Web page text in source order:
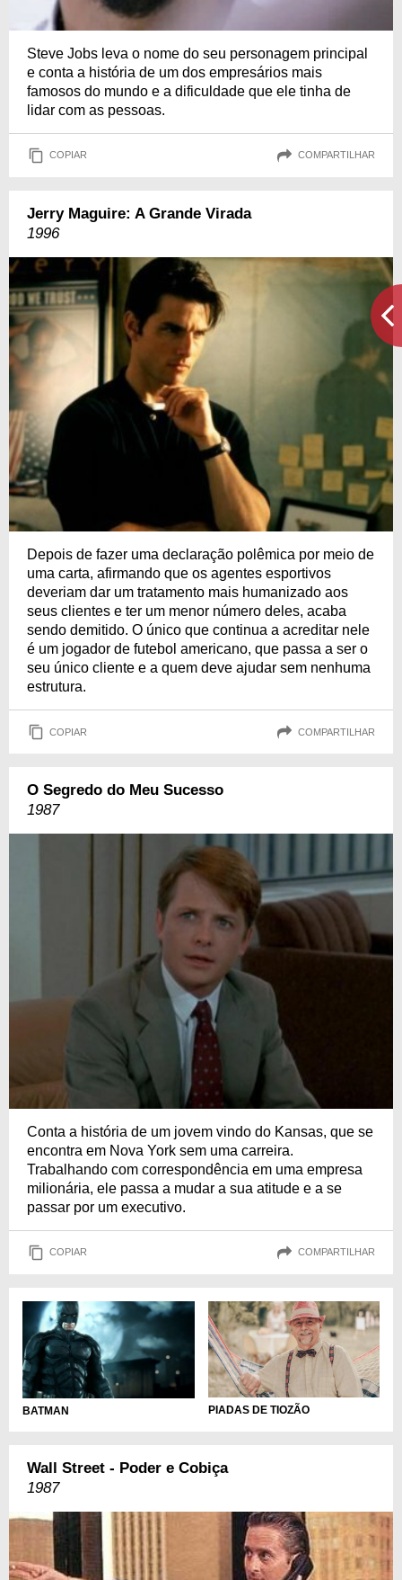
Steve Jobs leva o nome do seu personagem principal
e conta a história de um dos empresários mais
famosos do mundo e a dificuldade que ele tinha de
lidar com as pessoas.
COPIAR COMPARTILHAR
Jerry Maguire: A Grande Virada
1996
Depois de fazer uma declaração polêmica por meio de
uma carta, afirmando que os agentes esportivos
deveriam dar um tratamento mais humanizado aos
seus clientes e ter um menor número deles, acaba
sendo demitido. O único que continua a acreditar nele
é um jogador de futebol americano, que passa a ser o
seu único cliente e a quem deve ajudar sem nenhuma
estrutura.
COPIAR COMPARTILHAR
O Segredo do Meu Sucesso
1987
Conta a história de um jovem vindo do Kansas, que se
encontra em Nova York sem uma carreira.
Trabalhando com correspondência em uma empresa
milionária, ele passa a mudar a sua atitude e a se
passar por um executivo.
COPIAR COMPARTILHAR
BATMAN PIADAS DE TIOZÃO
Wall Street - Poder e Cobiça
1987